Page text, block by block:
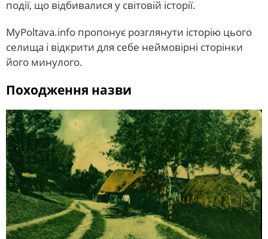
події, що відбивалися у світовій історії.
MyPoltava.info пропонує розглянути історію цього
селища і відкрити для себе неймовірні сторінки
його минулого.
Походження назви